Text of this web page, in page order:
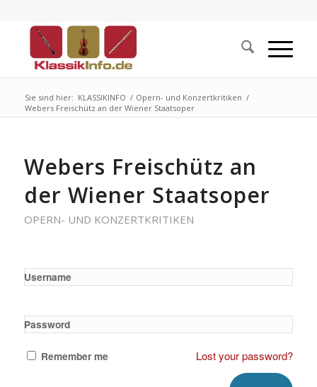
Sie sind hier: KLASSIKINFO / Opern- und Konzertkritiken /
Webers Freischütz an der Wiener Staatsoper
Webers Freischütz an
der Wiener Staatsoper
OPERN- UND KONZERTKRITIKEN
Username
Password
Remember me Lost your password?